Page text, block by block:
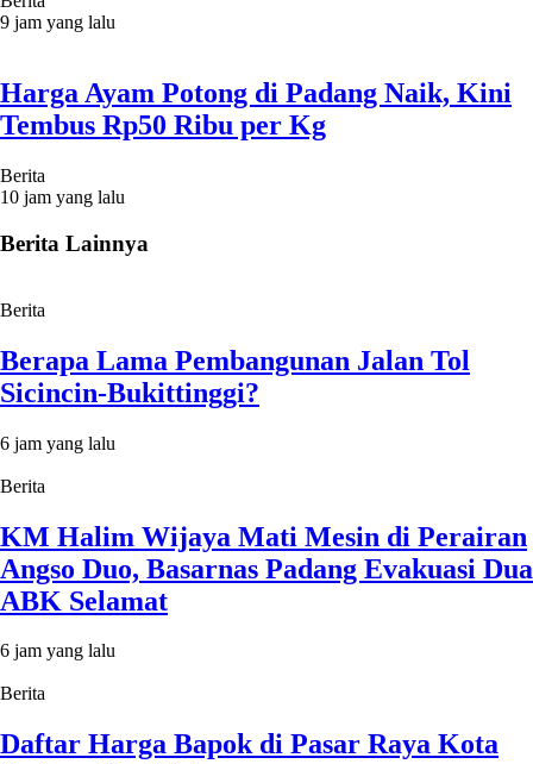
9 jam yang lalu
Harga Ayam Potong di Padang Naik, Kini
Tembus Rp50 Ribu per Kg
Berita
10 jam yang lalu
Berita Lainnya
Berita
Berapa Lama Pembangunan Jalan Tol
Sicincin-Bukittinggi?
6 jam yang lalu
Berita
KM Halim Wijaya Mati Mesin di Perairan
Angso Duo, Basarnas Padang Evakuasi Dua
ABK Selamat
6 jam yang lalu
Berita
Daftar Harga Bapok di Pasar Raya Kota